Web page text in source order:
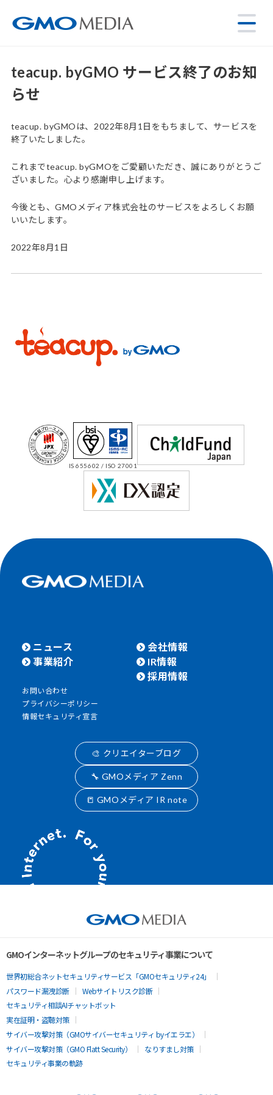
teacup. byGMO サービス終了のお知
らせ
teacup. byGMOは、2022年8月1日をもちまして、サービスを
終了いたしました。
これまでteacup. byGMOをご愛顧いただき、誠にありがとうご
ざいました。心より感謝申し上げます。
今後とも、GMOメディア株式会社のサービスをよろしくお願
いいたします。
2022年8月1日
IS 655602 / ISO 27001
ニュース
事業紹介
会社情報
IR情報
採用情報
お問い合わせ
プライバシーポリシー
情報セキュリティ宣言
🎨 クリエイターブログ
🔧 GMOメディア Zenn
📒 GMOメディア IR note
GMOインターネットグループのセキュリティ事業について
世界初総合ネットセキュリティサービス「GMOセキュリティ24」
パスワード漏洩診断
Webサイトリスク診断
セキュリティ相談AIチャットボット
実在証明・盗聴対策
サイバー攻撃対策（GMOサイバーセキュリティ byイエラエ）
サイバー攻撃対策（GMO Flatt Security）
なりすまし対策
セキュリティ事業の軌跡